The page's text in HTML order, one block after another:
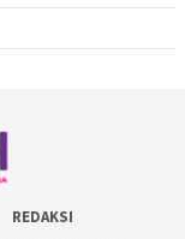
REDAKSI